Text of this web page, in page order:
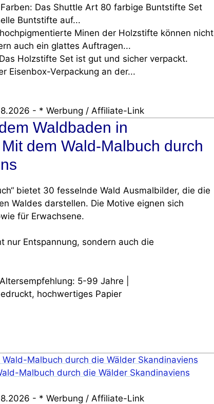
Das Shuttle Art 80 farbige Buntstifte Set
Buntstifte auf...
Minen der Holzstifte können nicht
auch ein glattes Auftragen...
Holzstifte Set ist gut und sicher verpackt.
Eisenbox-Verpackung an der...
- * Werbung / Affiliate-Link
Waldbaden in
dem Wald-Malbuch durch
bietet 30 fesselnde Wald Ausmalbilder, die die
Waldes darstellen. Die Motive eignen sich
für Erwachsene.
nur Entspannung, sondern auch die
5-99 Jahre |
hochwertiges Papier
Malbuch durch die Wälder Skandinaviens
- * Werbung / Affiliate-Link